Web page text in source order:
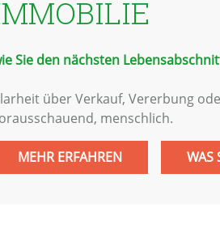
Sie den nächsten
über Verkauf, Vererbung
menschlich.
MEHR ERFAHREN WAS